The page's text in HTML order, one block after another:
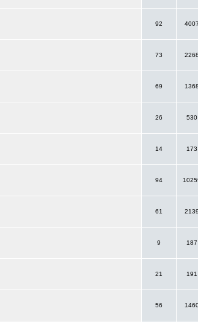
92 4007
73 2268
69 1368
26 530
14 173
94
61 2139
9 187
21 191
56